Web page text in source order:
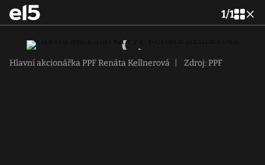
1/1
Hlavní akcionářka PPF Renáta Kellnerová Zdroj: PPF